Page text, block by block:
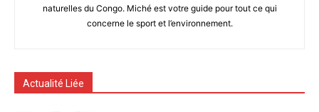
naturelles du Congo. Miché est votre guide pour tout ce qui
concerne le sport et l’environnement.
Actualité Liée